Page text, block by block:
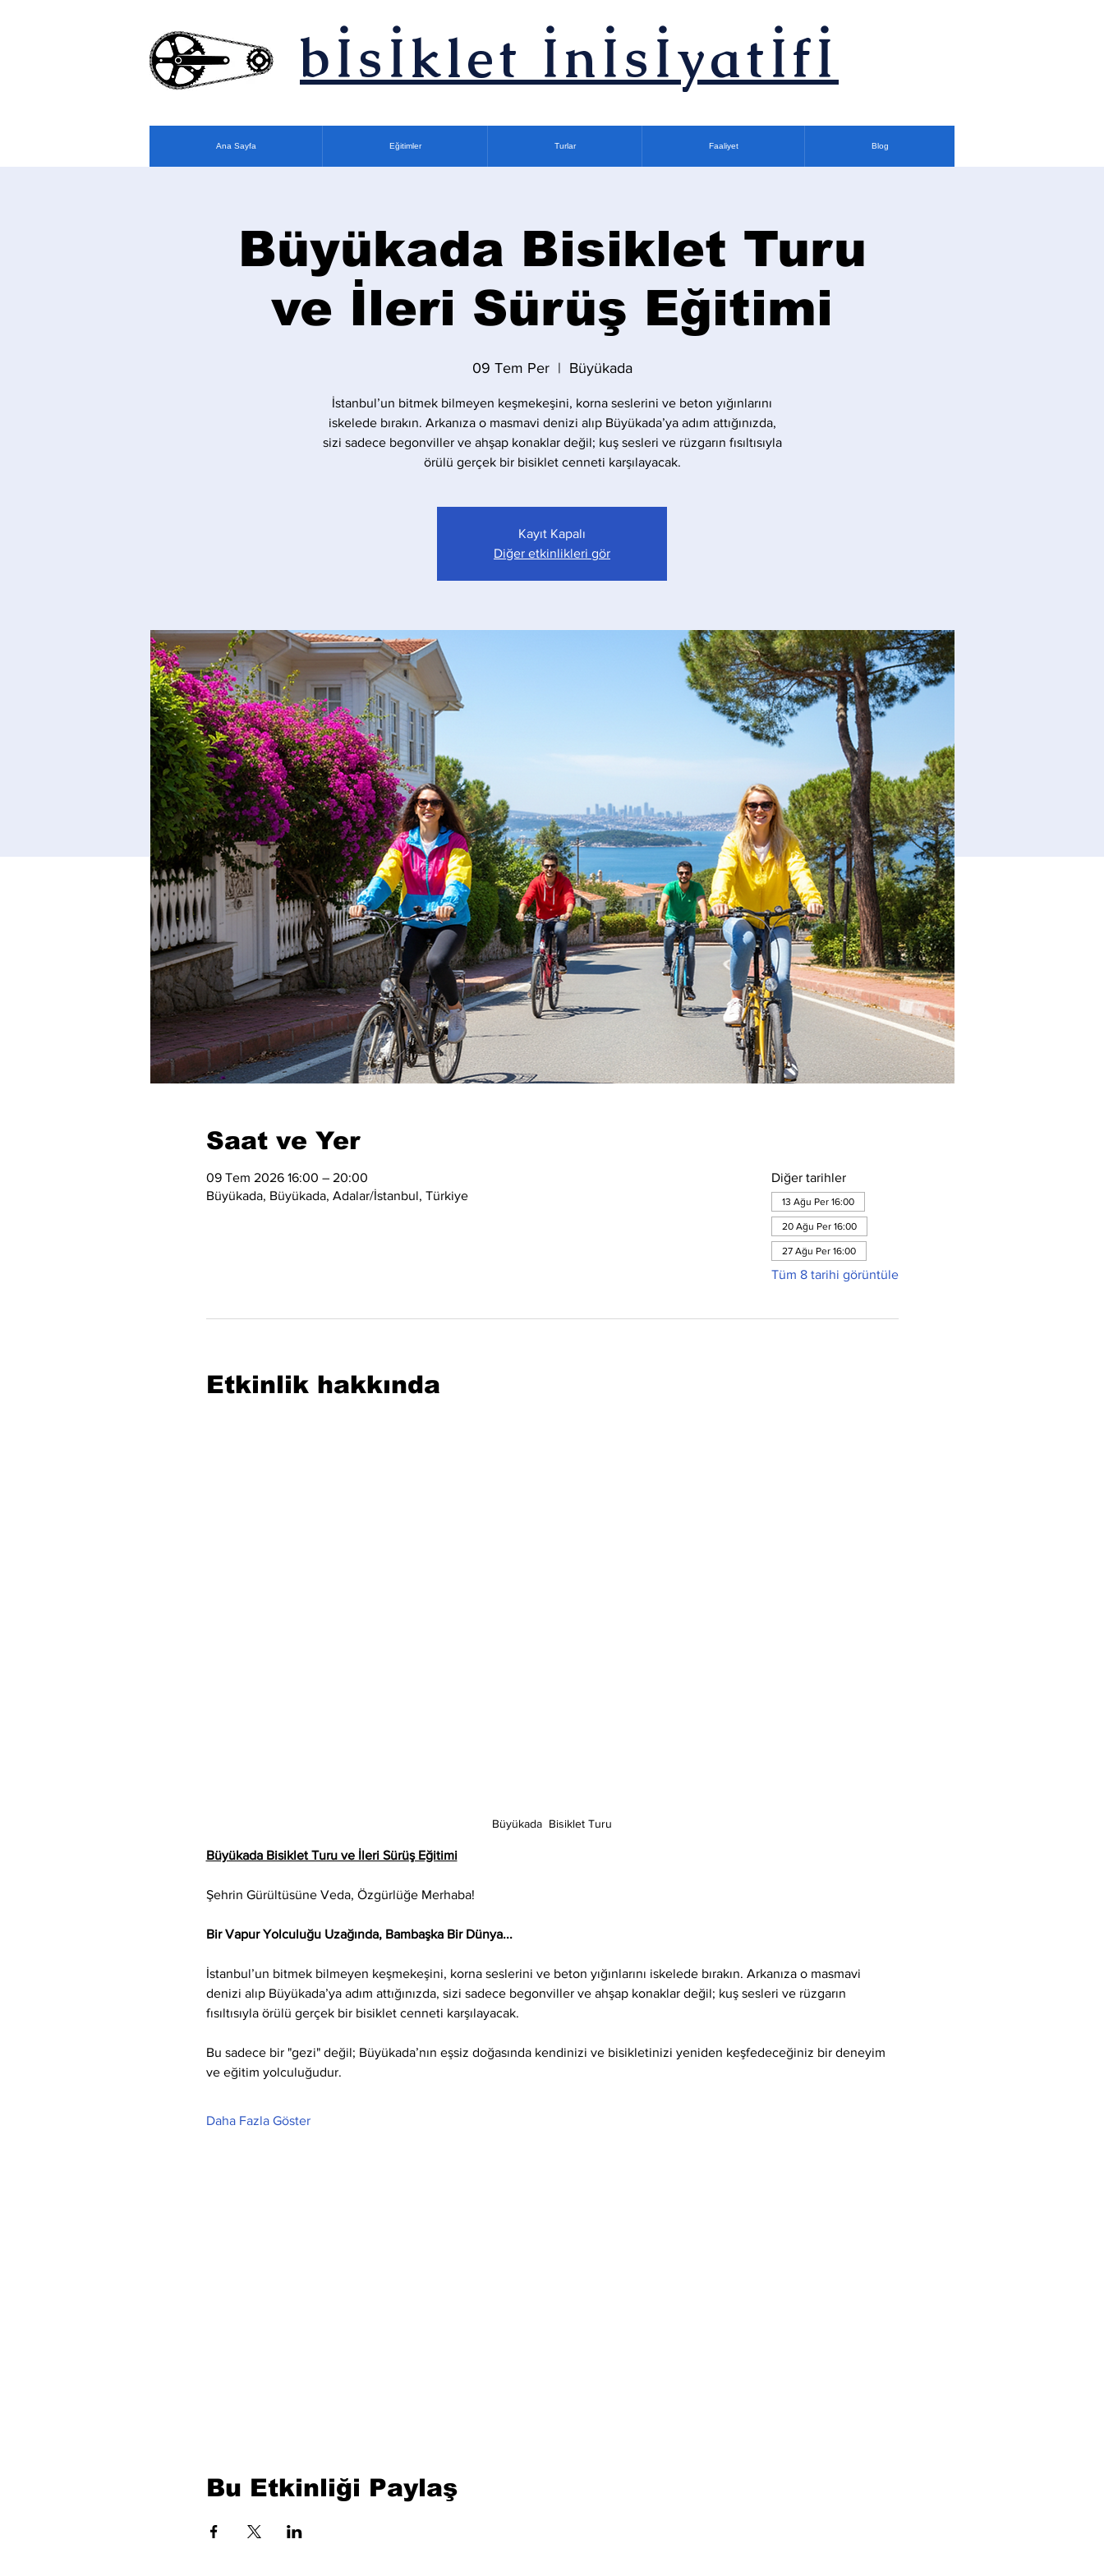
bİsİklet İnİsİyatİfİ
Ana Sayfa Eğitimler Turlar Faaliyet Blog
Büyükada Bisiklet Turu
ve İleri Sürüş Eğitimi
09 Tem Per
  |
Büyükada
İstanbul’un bitmek bilmeyen keşmekeşini, korna seslerini ve beton yığınlarını
iskelede bırakın. Arkanıza o masmavi denizi alıp Büyükada’ya adım attığınızda,
sizi sadece begonviller ve ahşap konaklar değil; kuş sesleri ve rüzgarın fısıltısıyla
örülü gerçek bir bisiklet cenneti karşılayacak.
Kayıt Kapalı
Diğer etkinlikleri gör
Saat ve Yer
09 Tem 2026 16:00 – 20:00
Büyükada, Büyükada, Adalar/İstanbul, Türkiye
Diğer tarihler
13 Ağu Per 16:00
20 Ağu Per 16:00
27 Ağu Per 16:00
Tüm 8 tarihi görüntüle
Etkinlik hakkında
Büyükada  Bisiklet Turu
Büyükada Bisiklet Turu ve İleri Sürüş Eğitimi
Şehrin Gürültüsüne Veda, Özgürlüğe Merhaba!
Bir Vapur Yolculuğu Uzağında, Bambaşka Bir Dünya...
İstanbul’un bitmek bilmeyen keşmekeşini, korna seslerini ve beton yığınlarını iskelede bırakın. Arkanıza o masmavi
denizi alıp Büyükada’ya adım attığınızda, sizi sadece begonviller ve ahşap konaklar değil; kuş sesleri ve rüzgarın
fısıltısıyla örülü gerçek bir bisiklet cenneti karşılayacak.
Bu sadece bir "gezi" değil; Büyükada’nın eşsiz doğasında kendinizi ve bisikletinizi yeniden keşfedeceğiniz bir deneyim
ve eğitim yolculuğudur.
Daha Fazla Göster
Bu Etkinliği Paylaş